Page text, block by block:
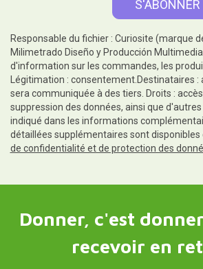
Responsable du fichier : Curiosite (marque
Milimetrado Diseño y Producción Multimedia
d'information sur les commandes, les
Légitimation : consentement.Destinataires :
sera communiquée à des tiers. Droits :
suppression des données, ainsi que
indiqué dans les informations
détaillées supplémentaires sont disponibles
de confidentialité et de protection des
Donner, c'est
recevoir en